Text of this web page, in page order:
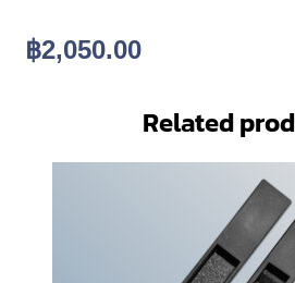
฿2,050.00
Related